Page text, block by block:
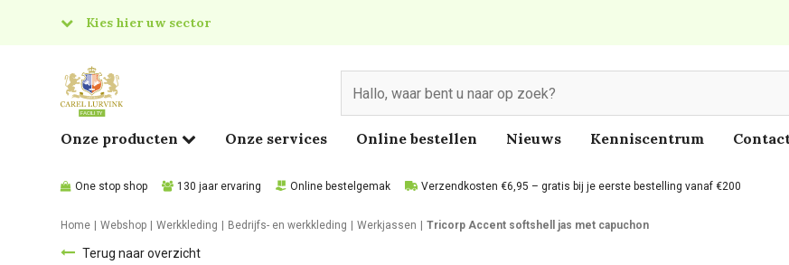
Kies hier uw sector
Food
Onze producten Onze services Online bestellen Nieuws Kenniscentrum
One stop shop 130 jaar ervaring Online bestelgemak Verzendkosten €6,95 – gratis bij je eerste bestelling vanaf €200
Home Webshop Werkkleding Bedrijfs- en werkkleding Werkjassen Tricorp Accent softshell jas met capuchon
Terug naar overzicht